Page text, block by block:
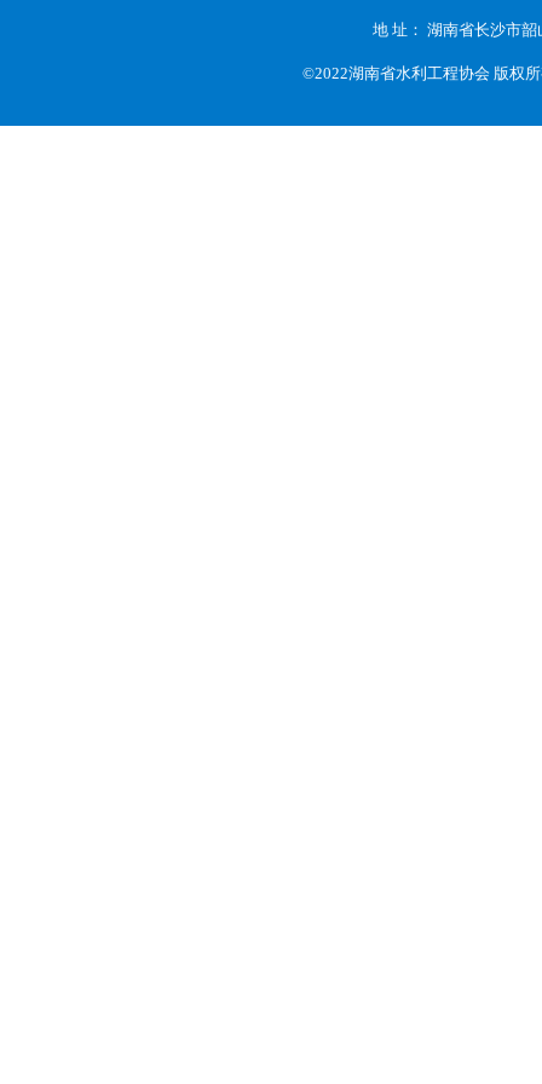
地 址： 湖南省长沙市
©2022湖南省水利工程协会 版权